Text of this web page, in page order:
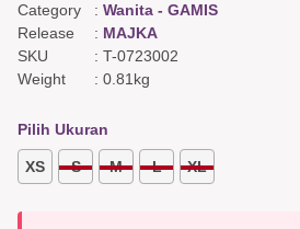
Frill
Color & Fabric
Black slub cotton, Grey floral poplin
satin cotton. Maroon slub cotton,
Category : Wanita - GAMIS
Release
: MAJKA
SKU
: T-0723002
Weight
: 0.81kg
Pilih Ukuran
XS S M L XL